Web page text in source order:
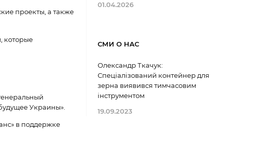
проекты, а также
которые
Украины».
в поддержке
01.04.2026
СМИ О НАС
Олександр Ткачук:
Спеціалізований контейнер для
зерна виявився тимчасовим
інструментом
19.09.2023